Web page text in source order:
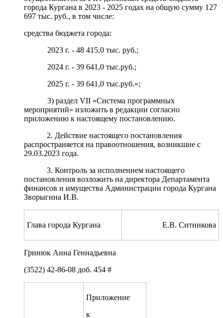
города Кургана в 2023 - 2025 годах на общую сумму 127
697 тыс. руб., в том числе:
средства бюджета города:
2023 г. - 48 415,0 тыс. руб.;
2024 г. - 39 641,0 тыс.руб.;
2025 г. - 39 641,0 тыс.руб.»;
3) раздел VII «Система программных
мероприятий» изложить в редакции согласно
приложению к настоящему постановлению.
2. Действие настоящего постановления
распространяется на правоотношения, возникшие с
29.03.2023 года.
3. Контроль за исполнением настоящего
постановления возложить на директора Департамента
финансов и имущества Администрации города Кургана
Зворыгина И.В.
Глава города Кургана Е.В. Ситникова
Гринюк Анна Геннадьевна
(3522) 42-86-08 доб. 454 #
Приложение
к